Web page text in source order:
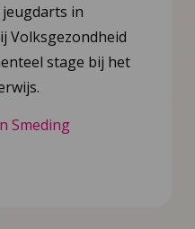
jeugdarts in
Volksgezondheid
stage bij het
Smeding